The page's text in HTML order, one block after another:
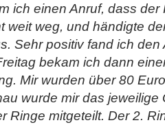
ich einen Anruf, dass der
weit weg, und händigte
Sehr positiv fand ich den
bekam ich dann
Mir wurden über 80
wurde mir das jeweilige
Ringe mitgeteilt. Der 2.